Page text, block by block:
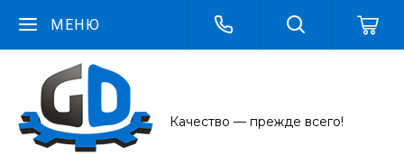
МЕНЮ
Качество — прежде всего!